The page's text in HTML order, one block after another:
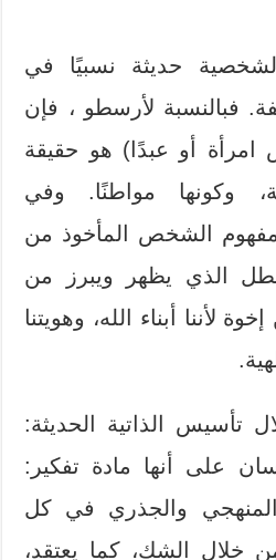
حديثة نسبيًا في
فبالنسبة لأرسطو ، فإن
امرأة أو عبدًا) هو حقيقة
وكونها مواطنًا. وفي
مفهوم الشخص المأخوذ من
الذي يظهر ويبرز من
لأننا أبناء الله، وهويتنا
تأسيس الذاتية الحديثة:
على أنها مادة تفكير:
والجذري في كل
خلال الشك، كما يعتقد،